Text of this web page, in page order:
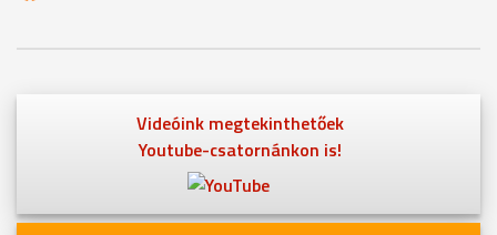
Videóink megtekinthetőek
Youtube-csatornánkon is!